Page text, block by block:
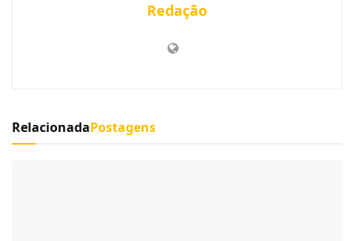
Redação
RelacionadaPostagens